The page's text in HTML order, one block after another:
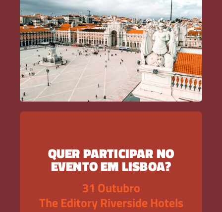
QUER PARTICIPAR NO
EVENTO EM LISBOA?
31 Outubro
The Editory Riverside Hotels